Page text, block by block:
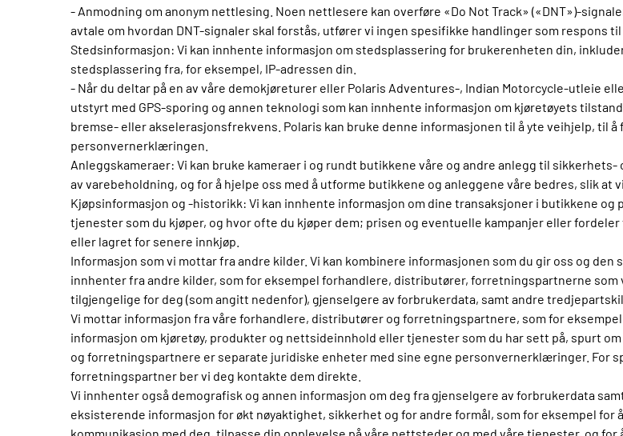
- Anmodning om anonym nettlesing. Noen nettlesere kan overføre «Do Not Track» («DNT»)-
avtale om hvordan DNT-signaler skal forstås, utfører vi ingen spesifikke handlinger som respons til
Stedsinformasjon: Vi kan innhente informasjon om stedsplassering for brukerenheten din,
stedsplassering fra, for eksempel, IP-adressen din.
- Når du deltar på en av våre demokjøreturer eller Polaris Adventures-, Indian Motorcycle-utleie
utstyrt med GPS-sporing og annen teknologi som kan innhente informasjon om kjøretøyets
bremse- eller akselerasjonsfrekvens. Polaris kan bruke denne informasjonen til å yte veihjelp, til
personvernerklæringen.
Anleggskameraer: Vi kan bruke kameraer i og rundt butikkene våre og andre anlegg til
av varebeholdning, og for å hjelpe oss med å utforme butikkene og anleggene våre bedres, slik at
Kjøpsinformasjon og -historikk: Vi kan innhente informasjon om dine transaksjoner i butikkene
tjenester som du kjøper, og hvor ofte du kjøper dem; prisen og eventuelle kampanjer eller
eller lagret for senere innkjøp.
Informasjon som vi mottar fra andre kilder. Vi kan kombinere informasjonen som du gir oss og
innhenter fra andre kilder, som for eksempel forhandlere, distributører, forretningspartnerne
tilgjengelige for deg (som angitt nedenfor), gjenselgere av forbrukerdata, samt andre
Vi mottar informasjon fra våre forhandlere, distributører og forretningspartnere, som for
informasjon om kjøretøy, produkter og nettsideinnhold eller tjenester som du har sett på, spurt
og forretningspartnere er separate juridiske enheter med sine egne personvernerklæringer. For
forretningspartner ber vi deg kontakte dem direkte.
Vi innhenter også demografisk og annen informasjon om deg fra gjenselgere av forbrukerdata
eksisterende informasjon for økt nøyaktighet, sikkerhet og for andre formål, som for eksempel for